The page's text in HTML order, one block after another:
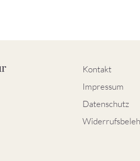
Kontakt
Impressum
Datenschutz